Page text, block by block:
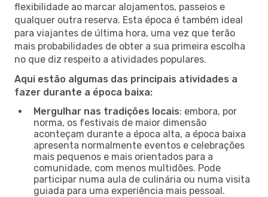
flexibilidade ao marcar alojamentos, passeios e
qualquer outra reserva. Esta época é também ideal
para viajantes de última hora, uma vez que terão
mais probabilidades de obter a sua primeira escolha
no que diz respeito a atividades populares.
Aqui estão algumas das principais atividades a
fazer durante a época baixa:
Mergulhar nas tradições locais: embora, por
norma, os festivais de maior dimensão
aconteçam durante a época alta, a época baixa
apresenta normalmente eventos e celebrações
mais pequenos e mais orientados para a
comunidade, com menos multidões. Pode
participar numa aula de culinária ou numa visita
guiada para uma experiência mais pessoal.